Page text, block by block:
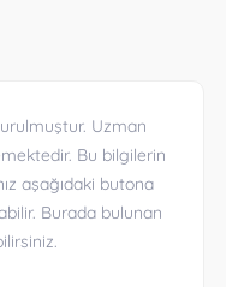
Uzman
Bu bilgilerin
aşağıdaki butona
Burada bulunan